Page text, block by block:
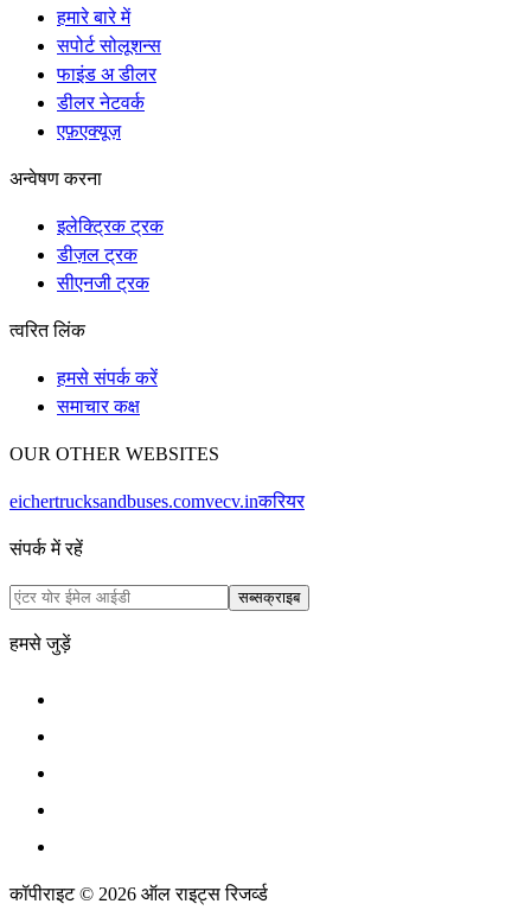
हमारे बारे में
सपोर्ट सोलूशन्स
फाइंड अ डीलर
डीलर नेटवर्क
एफ़एक्यूज़
अन्वेषण करना
इलेक्ट्रिक ट्रक
डीज़ल ट्रक
सीएनजी ट्रक
त्वरित लिंक
हमसे संपर्क करें
समाचार कक्ष
OUR OTHER WEBSITES
eichertrucksandbuses.comvecv.inकरियर
संपर्क में रहें
सब्सक्राइब
हमसे जुड़ें
कॉपीराइट © 2026 ऑल राइट्स रिजर्व्ड